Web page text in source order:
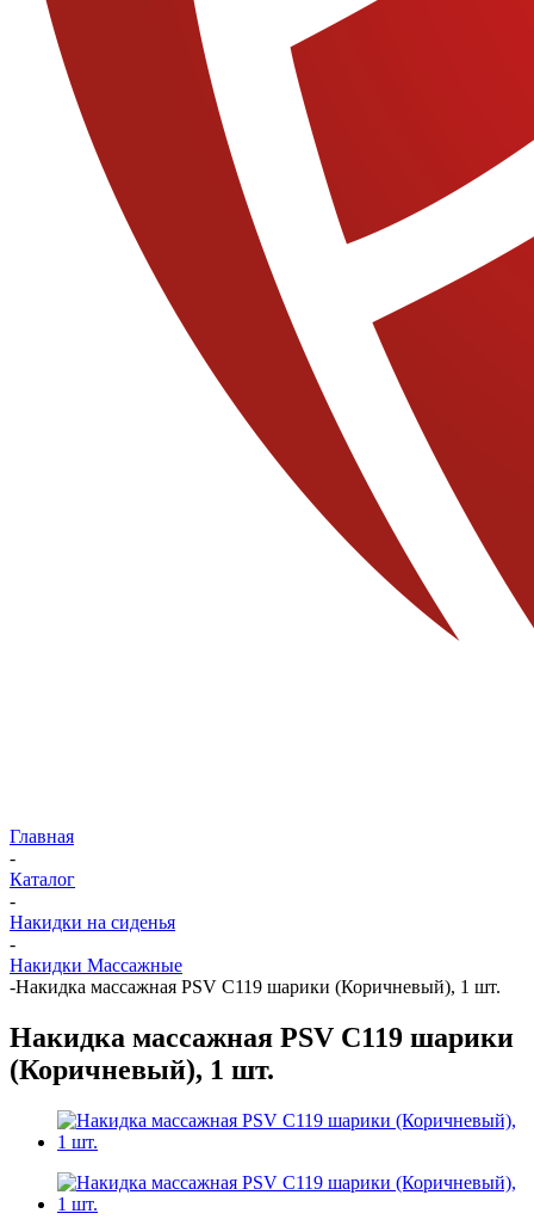
Главная
-
Каталог
-
Накидки на сиденья
-
Накидки Массажные
-Накидка массажная PSV C119 шарики (Коричневый), 1 шт.
Накидка массажная PSV C119 шарики
(Коричневый), 1 шт.